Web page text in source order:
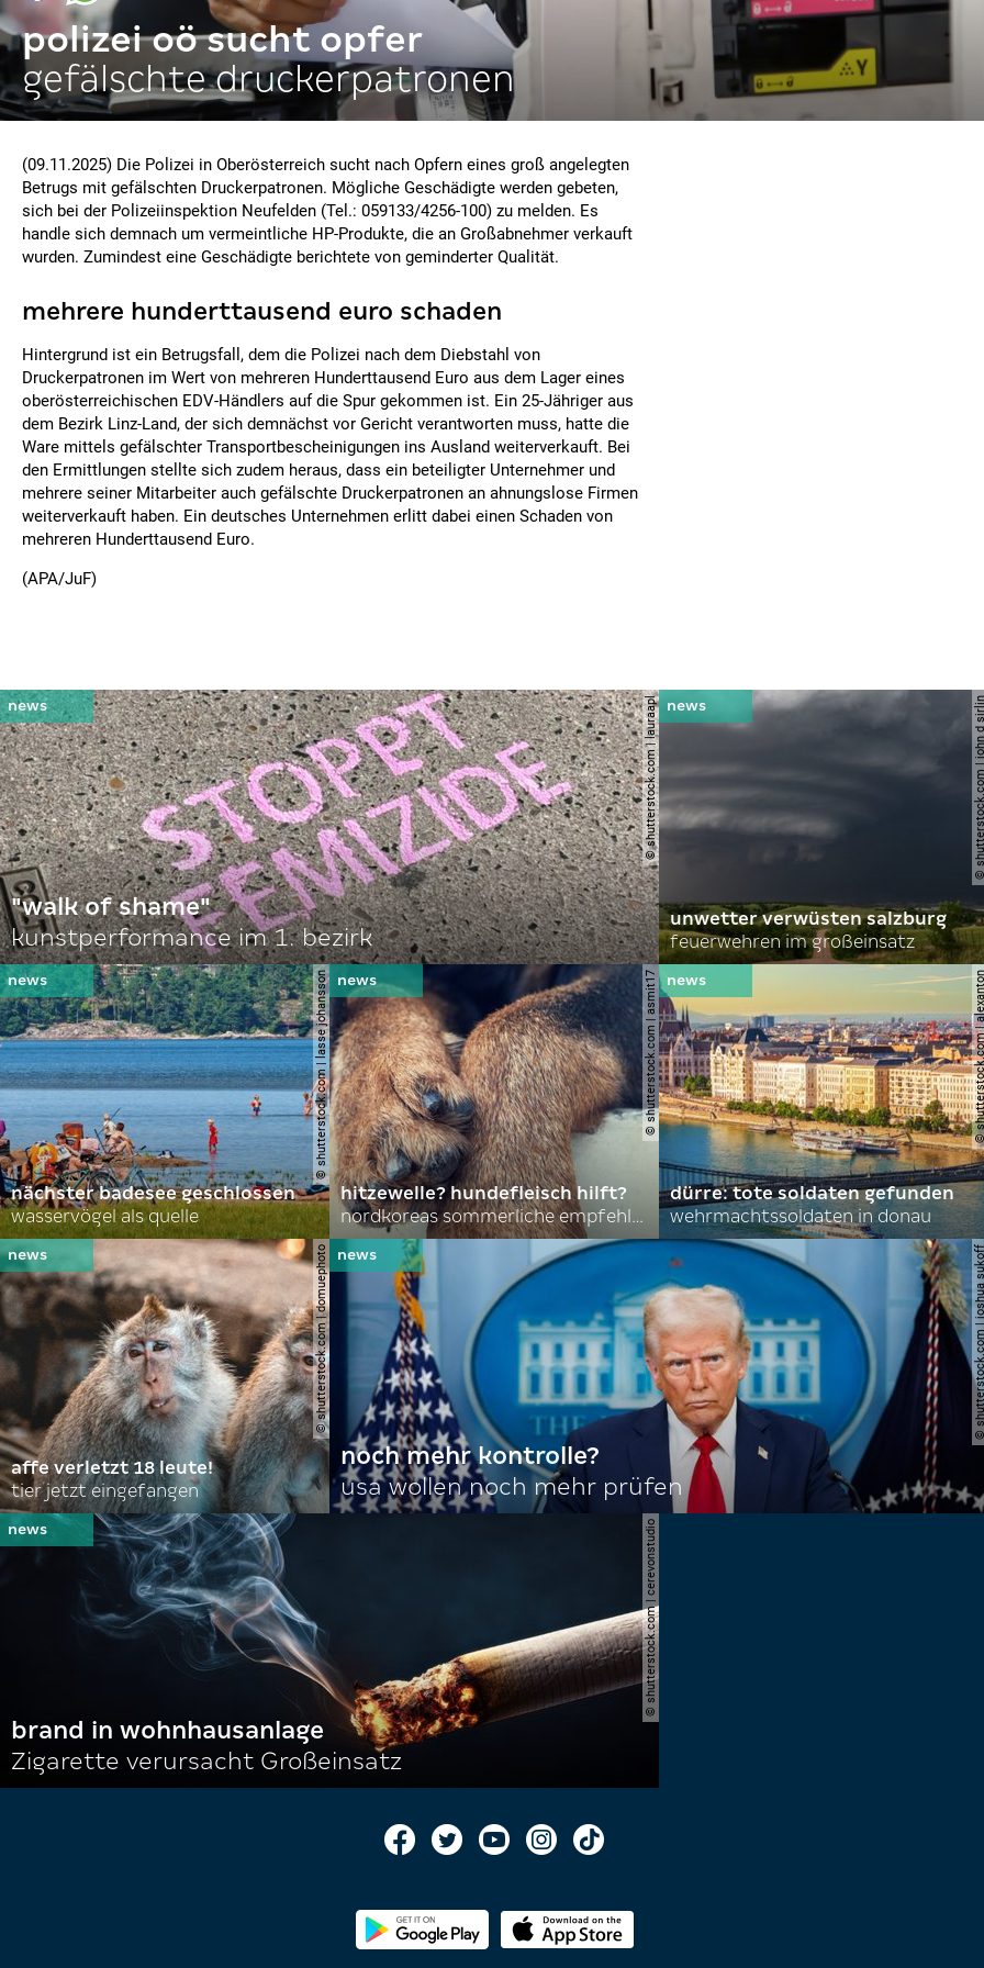
polizei oö sucht opfer
gefälschte druckerpatronen
(09.11.2025) Die Polizei in Oberösterreich sucht nach Opfern eines groß angelegten
Betrugs mit gefälschten Druckerpatronen. Mögliche Geschädigte werden gebeten,
sich bei der Polizeiinspektion Neufelden (Tel.: 059133/4256-100) zu melden. Es
handle sich demnach um vermeintliche HP-Produkte, die an Großabnehmer verkauft
wurden. Zumindest eine Geschädigte berichtete von geminderter Qualität.
mehrere hunderttausend euro schaden
Hintergrund ist ein Betrugsfall, dem die Polizei nach dem Diebstahl von
Druckerpatronen im Wert von mehreren Hunderttausend Euro aus dem Lager eines
oberösterreichischen EDV-Händlers auf die Spur gekommen ist. Ein 25-Jähriger aus
dem Bezirk Linz-Land, der sich demnächst vor Gericht verantworten muss, hatte die
Ware mittels gefälschter Transportbescheinigungen ins Ausland weiterverkauft. Bei
den Ermittlungen stellte sich zudem heraus, dass ein beteiligter Unternehmer und
mehrere seiner Mitarbeiter auch gefälschte Druckerpatronen an ahnungslose Firmen
weiterverkauft haben. Ein deutsches Unternehmen erlitt dabei einen Schaden von
mehreren Hunderttausend Euro.
(APA/JuF)
© shutterstock.com | lauraapl
"walk of shame"
kunstperformance im 1. bezirk
©
unwetter verwüsten salzburg
feuerwehren im großeinsatz
© shutterstock.com | lasse johansson
nächster badesee geschlossen
wasservögel als quelle
© shutterstock.com | asmit17
hitzewelle? hundefleisch hilft?
nordkoreas sommerliche empfehlungen
©
dürre: tote soldaten gefunden
wehrmachtssoldaten in donau
© shutterstock.com | domuephoto
affe verletzt 18 leute!
tier jetzt eingefangen
©
noch mehr kontrolle?
usa wollen noch mehr prüfen
© shutterstock.com | cerevonstudio
brand in wohnhausanlage
Zigarette verursacht Großeinsatz